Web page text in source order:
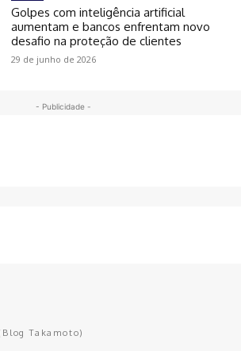
Golpes com inteligência artificial
aumentam e bancos enfrentam novo
desafio na proteção de clientes
29 de junho de 2026
- Publicidade -
Takamoto)